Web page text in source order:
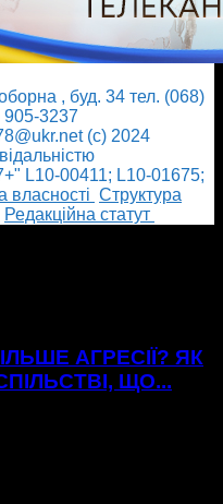
, буд. 34 тел. (068)
905-3237
(с) 2024
L10-00411; L10-01675;
власності Cтруктура
Редакційна статут
АГРЕСІЇ? ЯК
ЩО...